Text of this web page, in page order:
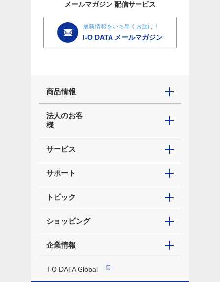
メールマガジン 配信サービス
最新情報をいち早くお届け！
I-O DATA メールマガジン
商品情報
法人のお客
様
サービス
サポート
トピック
ショッピング
企業情報
I-O DATA Global